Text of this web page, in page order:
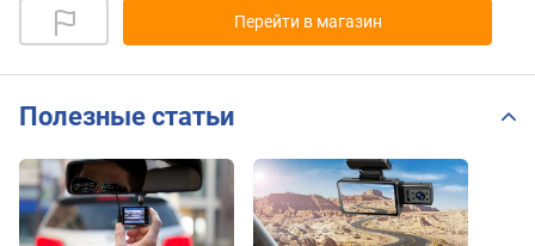
Перейти в магазин
Полезные статьи